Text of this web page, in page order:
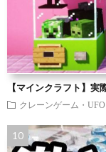
【マインクラフト】
クレーンゲーム・